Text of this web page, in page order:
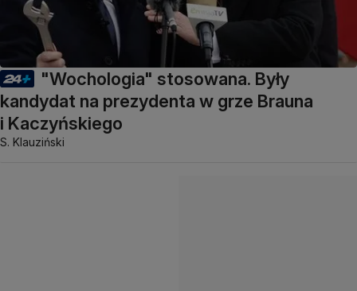
"Wochologia" stosowana. Były
kandydat na prezydenta w grze Brauna
i Kaczyńskiego
S. Klauziński